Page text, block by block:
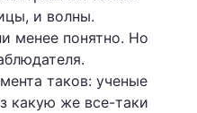
и волны.
менее понятно. Но
таков: ученые
какую же все-таки